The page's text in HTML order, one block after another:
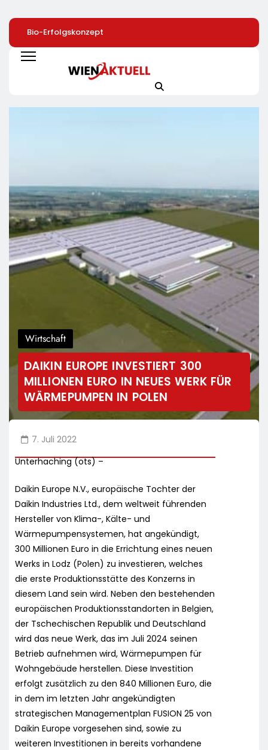
Bio-Erfolgskonzept
Wächst Weiter:
Eröffnung Der 200.
NATURKIND-Welt Bei
Wollen Mit
Heizung Überwachen
Chornobyl:
Drohnenangriffs
Wirtschaft
DAIKIN EUROPE INVESTIERT 300
MILLIONEN EURO IN NEUES WERK FÜR
WÄRMEPUMPEN IN POLEN
7. Juli 2022
Unterhaching (ots) –
Daikin Europe N.V., europäische Tochter der
Daikin Industries Ltd., dem weltweit führenden
Hersteller von Klima-, Kälte- und
Wärmepumpensystemen, hat angekündigt,
300 Millionen Euro in die Errichtung eines neuen
Werks in Lodz (Polen) zu investieren, welches
die erste Produktionsstätte des Konzerns in
diesem Land sein wird. Neben den bestehenden
europäischen Produktionsstandorten in Belgien,
der Tschechischen Republik und Deutschland
wird das neue Werk, das im Juli 2024 seinen
Betrieb aufnehmen wird, Wärmepumpen für
Wohngebäude herstellen. Diese Investition
erfolgt zusätzlich zu den 840 Millionen Euro, die
in dem im letzten Jahr angekündigten
strategischen Managementplan FUSION 25 von
Daikin Europe vorgesehen sind, sowie zu
weiteren Investitionen in bereits vorhandene